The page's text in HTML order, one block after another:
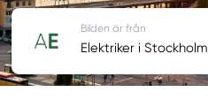
Bilden är från
Elektriker i Stockholm